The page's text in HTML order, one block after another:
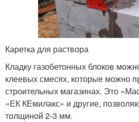
Каретка для раствора
Кладку газобетонных блоков
клеевых смесях, которые можно
строительных магазинах. Это
«ЕК КЕмилакс» и другие,
толщиной 2-3 мм.